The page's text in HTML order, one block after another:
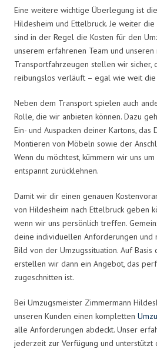
Eine weitere wichtige Überlegung ist
Hildesheim und Ettelbruck. Je weiter
sind in der Regel die Kosten für den
unserem erfahrenen Team und unseren
Transportfahrzeugen stellen wir sicher,
reibungslos verläuft – egal wie weit die
Neben dem Transport spielen auch
Rolle, die wir anbieten können. Dazu
Ein- und Auspacken deiner Kartons, das
Montieren von Möbeln sowie der
Wenn du möchtest, kümmern wir uns
entspannt zurücklehnen.
Damit wir dir einen genauen
von Hildesheim nach Ettelbruck geben
wenn wir uns persönlich treffen.
deine individuellen Anforderungen und
Bild von der Umzugssituation. Auf
erstellen wir dann ein Angebot, das
zugeschnitten ist.
Bei Umzugsmeister Zimmermann
unseren Kunden einen kompletten
alle Anforderungen abdeckt. Unser
jederzeit zur Verfügung und unterstützt